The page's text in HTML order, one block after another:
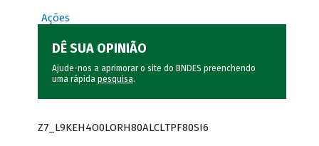
Ações
DÊ SUA OPINIÃO
Ajude-nos a aprimorar o site do BNDES preenchendo
uma rápida pesquisa.
Z7_L9KEH4O0LORH80ALCLTPF80SI6